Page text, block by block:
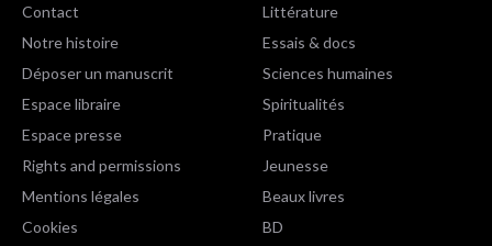
Contact
Notre histoire
Déposer un manuscrit
Espace libraire
Espace presse
Rights and permissions
Mentions légales
Cookies
Littérature
Essais & docs
Sciences humaines
Spiritualités
Pratique
Jeunesse
Beaux livres
BD